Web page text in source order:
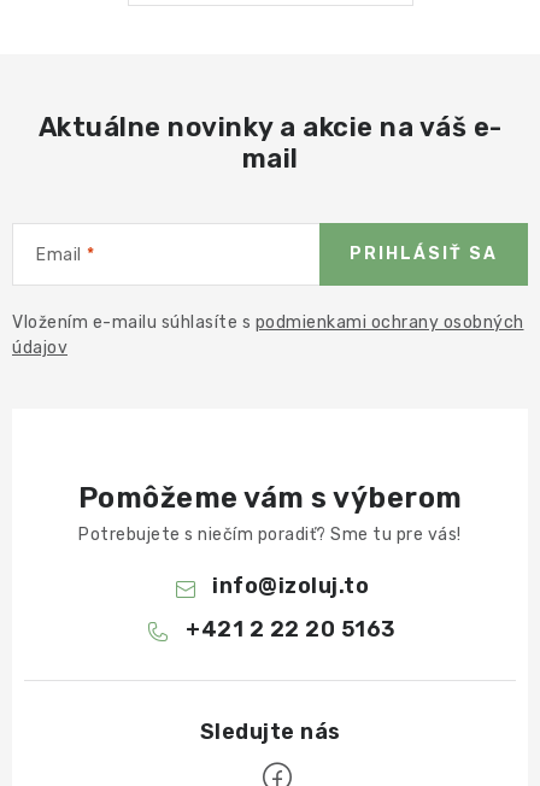
Aktuálne novinky a akcie na váš e-
mail
Email
Vložením e-mailu súhlasíte s podmienkami ochrany osobných
údajov
PRIHLÁSIŤ SA
Pomôžeme vám s výberom
Potrebujete s niečím poradiť? Sme tu pre vás!
info@izoluj.to
+421 2 22 20 5163